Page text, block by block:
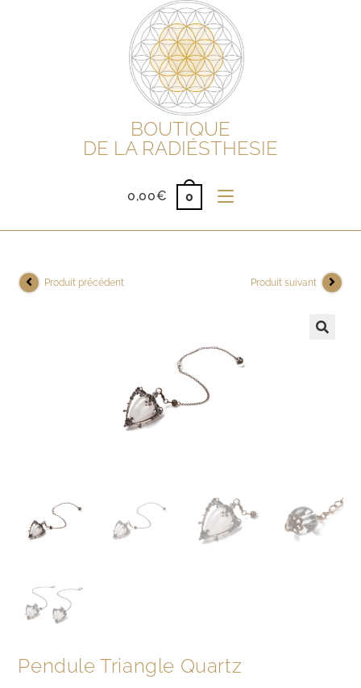
BOUTIQUE
DE LA RADIÉSTHESIE
0,00€ 0
Produit précédent Produit suivant
Pendule Triangle Quartz